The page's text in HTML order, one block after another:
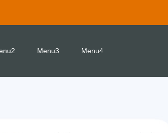
Menu3 Menu4